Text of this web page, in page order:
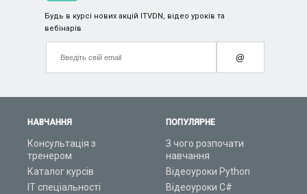
НАВЧАННЯ
Консультація з
тренером
Каталог курсів
ІТ спеціальності
ПОПУЛЯРНЕ
З чого розпочати
навчання
Відеоуроки Python
Відеоуроки C#
Будь в курсі нових акцій ITVDN, відео уроків та
вебінарів
@